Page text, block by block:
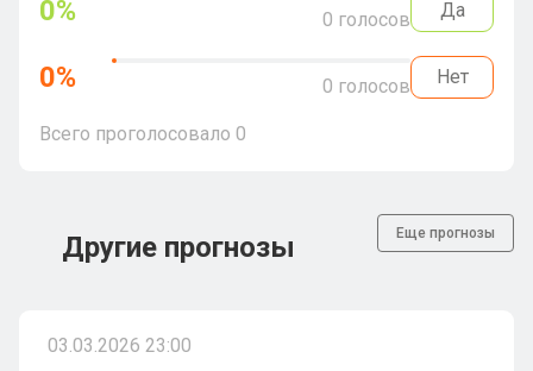
0% 0 голосов Да
0% 0 голосов Нет
Всего проголосовало 0
Другие прогнозы Еще прогнозы
03.03.2026 23:00